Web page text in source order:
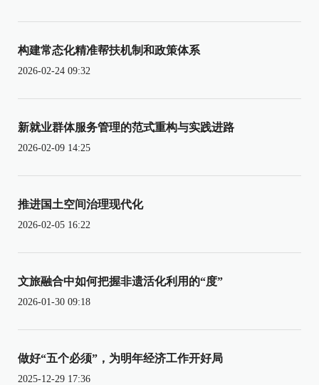
构建常态化精准帮扶机制和政策体系
2026-02-24 09:32
新就业群体服务管理的范式重构与实践进路
2026-02-09 14:25
推进国土空间治理现代化
2026-02-05 16:22
文旅融合中如何把握非遗活化利用的“度”
2026-01-30 09:18
做好“五个必须”，为明年经济工作开好局
2025-12-29 17:36